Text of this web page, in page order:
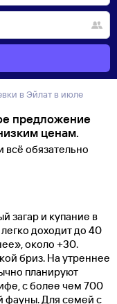
в Эйлат в июле
предложение
ценам.
всё обязательно
загар и купание в
доходит до 40
около +30.
бриз. На утреннее
планируют
с более чем 700
фауны. Для семей с